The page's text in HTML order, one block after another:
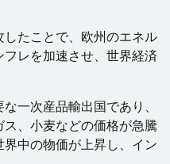
たことで、欧州のエネル
レを加速させ、世界経済
一次産品輸出国であり、
、小麦などの価格が急騰
中の物価が上昇し、イン